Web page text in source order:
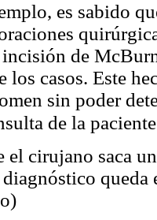
es sabido
de
los casos. Este
sin poder
de la
el cirujano saca
queda